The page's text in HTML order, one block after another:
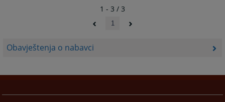
Obavještenja o nabavci
1 - 3 / 3
1